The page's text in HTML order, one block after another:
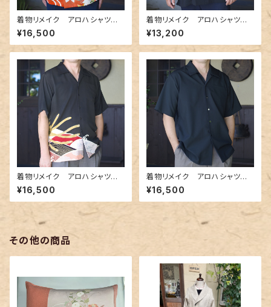
着物リメイク アロハシャツ A
loha-shirts.016
¥16,500
着物リメイク アロハシャツ A
loha-shirts.017
¥13,200
着物リメイク アロハシャツ A
loha-shirts.12
¥16,500
着物リメイク アロハシャツ A
loha-shirts.8
¥16,500
その他の商品